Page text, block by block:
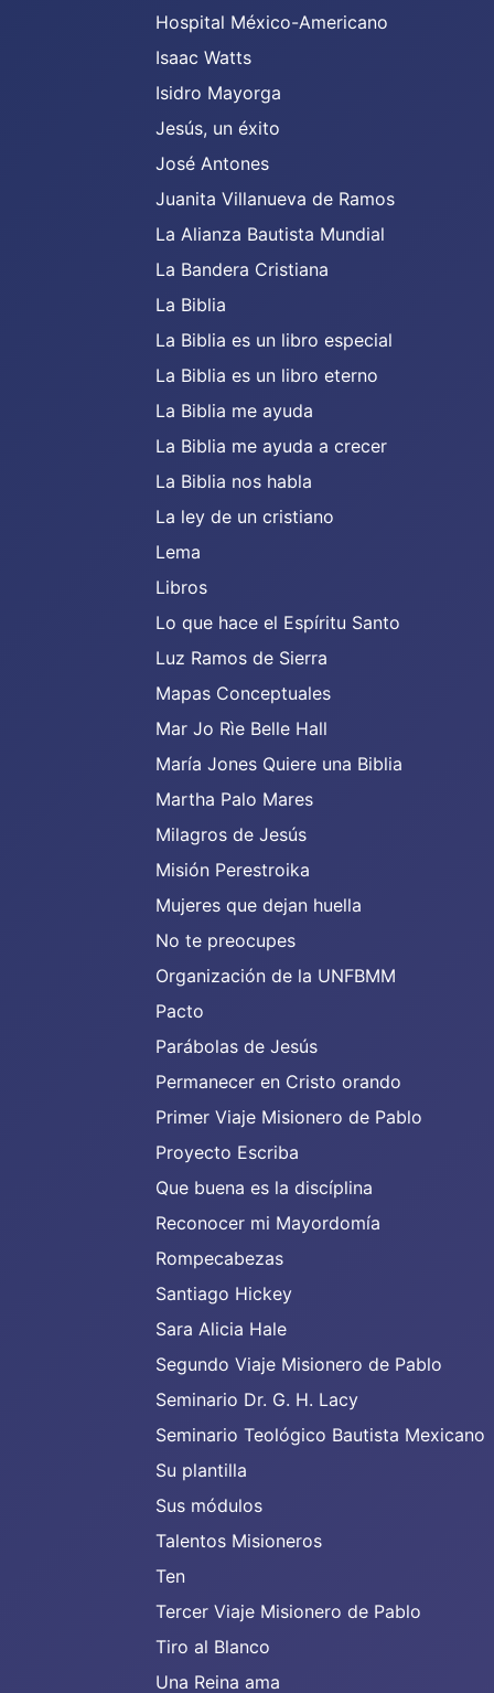
Hospital México-Americano
Isaac Watts
Isidro Mayorga
Jesús, un éxito
José Antones
Juanita Villanueva de Ramos
La Alianza Bautista Mundial
La Bandera Cristiana
La Biblia
La Biblia es un libro especial
La Biblia es un libro eterno
La Biblia me ayuda
La Biblia me ayuda a crecer
La Biblia nos habla
La ley de un cristiano
Lema
Libros
Lo que hace el Espíritu Santo
Luz Ramos de Sierra
Mapas Conceptuales
Mar Jo Rìe Belle Hall
María Jones Quiere una Biblia
Martha Palo Mares
Milagros de Jesús
Misión Perestroika
Mujeres que dejan huella
No te preocupes
Organización de la UNFBMM
Pacto
Parábolas de Jesús
Permanecer en Cristo orando
Primer Viaje Misionero de Pablo
Proyecto Escriba
Que buena es la discíplina
Reconocer mi Mayordomía
Rompecabezas
Santiago Hickey
Sara Alicia Hale
Segundo Viaje Misionero de Pablo
Seminario Dr. G. H. Lacy
Seminario Teológico Bautista Mexicano
Su plantilla
Sus módulos
Talentos Misioneros
Ten
Tercer Viaje Misionero de Pablo
Tiro al Blanco
Una Reina ama